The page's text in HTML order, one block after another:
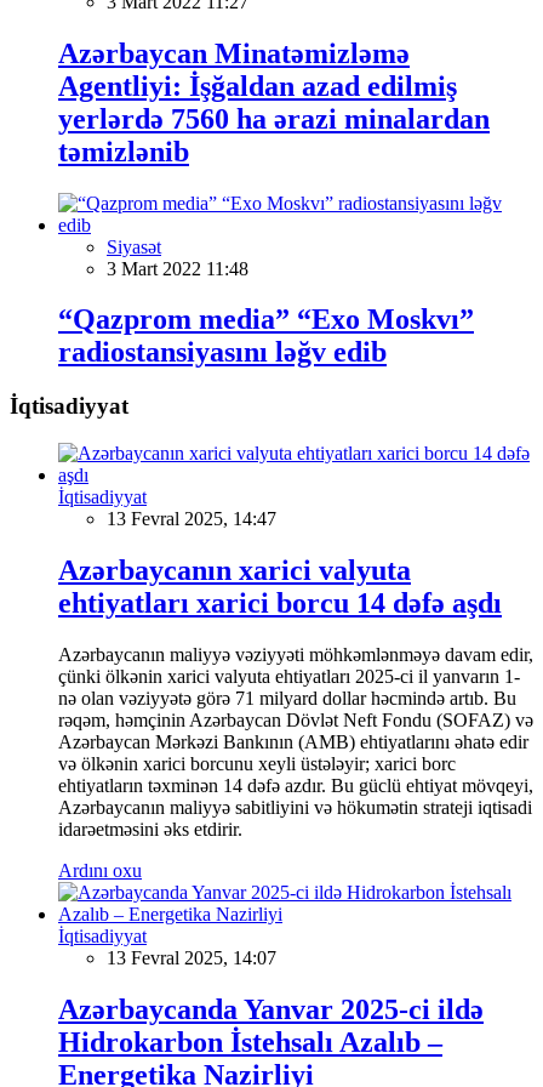
Azərbaycan Minatəmizləmə
Agentliyi: İşğaldan azad edilmiş
yerlərdə 7560 ha ərazi minalardan
təmizlənib
Siyasət
3 Mart 2022 11:48
“Qazprom media” “Exo Moskvı”
radiostansiyasını ləğv edib
İqtisadiyyat
İqtisadiyyat
13 Fevral 2025, 14:47
Azərbaycanın xarici valyuta
ehtiyatları xarici borcu 14 dəfə aşdı
Azərbaycanın maliyyə vəziyyəti möhkəmlənməyə davam edir,
çünki ölkənin xarici valyuta ehtiyatları 2025-ci il yanvarın 1-
nə olan vəziyyətə görə 71 milyard dollar həcmində artıb. Bu
rəqəm, həmçinin Azərbaycan Dövlət Neft Fondu (SOFAZ) və
Azərbaycan Mərkəzi Bankının (AMB) ehtiyatlarını əhatə edir
və ölkənin xarici borcunu xeyli üstələyir; xarici borc
ehtiyatların təxminən 14 dəfə azdır. Bu güclü ehtiyat mövqeyi,
Azərbaycanın maliyyə sabitliyini və hökumətin strateji iqtisadi
idarəetməsini əks etdirir.
Ardını oxu
İqtisadiyyat
13 Fevral 2025, 14:07
Azərbaycanda Yanvar 2025-ci ildə
Hidrokarbon İstehsalı Azalıb –
Energetika Nazirliyi